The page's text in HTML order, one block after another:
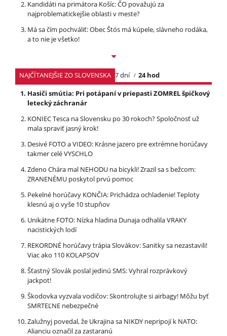
Kandidáti na primátora Košíc: ČO považujú za
najproblematickejšie oblasti v meste?
Má sa čím pochváliť: Obec Štós má kúpele, slávneho rodáka,
a to nie je všetko!
NAJČÍTANEJŠIE ZO SLOVENSKA 7 dní
24 hod
Hasiči smútia: Pri potápaní v priepasti ZOMREL špičkový
letecký záchranár
KONIEC Tesca na Slovensku po 30 rokoch? Spoločnosť už
mala spraviť jasný krok!
Desivé FOTO a VIDEO: Krásne jazero pre extrémne horúčavy
takmer celé VYSCHLO
Zdeno Chára mal NEHODU na bicykli! Zrazil sa s bežcom:
ZRANENÉMU poskytol prvú pomoc
Pekelné horúčavy KONČIA: Prichádza ochladenie! Teploty
klesnú aj o vyše 10 stupňov
Unikátne FOTO: Nízka hladina Dunaja odhalila VRAKY
nacistických lodí
REKORDNÉ horúčavy trápia Slovákov: Sanitky sa nezastavili!
Viac ako 110 KOLAPSOV
Šťastný Slovák poslal jedinú SMS: Vyhral rozprávkový
jackpot!
Škodovka vyzvala vodičov: Skontrolujte si airbagy! Môžu byť
SMRTEĽNE nebezpečné
Zalužnyj povedal, že Ukrajina sa NIKDY nepripojí k NATO:
Alianciu označil za zastaranú